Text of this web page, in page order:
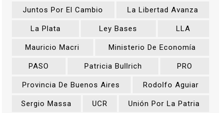
Juntos Por El Cambio La Libertad Avanza
La Plata Ley Bases LLA
Mauricio Macri Ministerio De Economía
PASO Patricia Bullrich PRO
Provincia De Buenos Aires Rodolfo Aguiar
Sergio Massa UCR Unión Por La Patria